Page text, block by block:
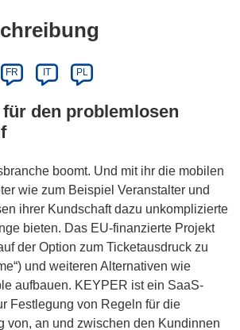
FR IT PL
den problemlosen
boomt. Und mit ihr die mobilen
wie zum Beispiel Veranstalter und
ihrer Kundschaft dazu unkomplizierte
bieten. Das EU-finanzierte Projekt
der Option zum Ticketausdruck zu
und weiteren Alternativen wie
aufbauen. KEYPER ist ein SaaS-
Festlegung von Regeln für die
von, an und zwischen den Kundinnen